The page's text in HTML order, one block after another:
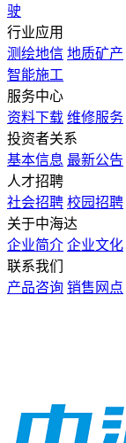
驶
行业应用
测绘地信 地质矿产
智能施工
服务中心
资料下载 维修服务
投资者关系
基本信息 最新公告
人才招聘
社会招聘 校园招聘
关于中海达
企业简介 企业文化
联系我们
产品咨询 销售网点